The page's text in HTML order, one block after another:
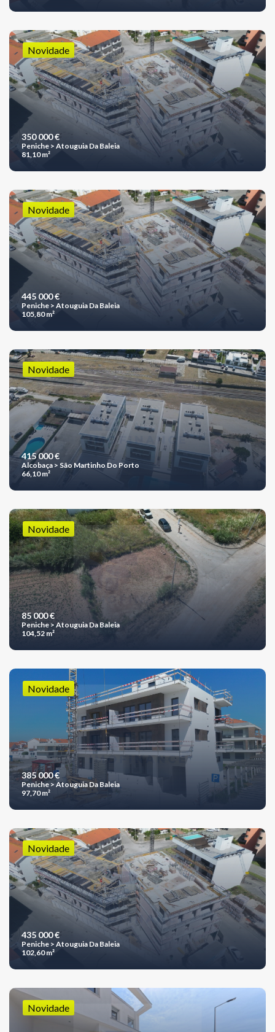
Novidade
350 000 €
Peniche > Atouguia Da Baleia
81,10 m²
Novidade
445 000 €
Peniche > Atouguia Da Baleia
105,80 m²
Novidade
415 000 €
Alcobaça > São Martinho Do Porto
66,10 m²
Novidade
85 000 €
Peniche > Atouguia Da Baleia
104,52 m²
Novidade
385 000 €
Peniche > Atouguia Da Baleia
97,70 m²
Novidade
435 000 €
Peniche > Atouguia Da Baleia
102,60 m²
Novidade